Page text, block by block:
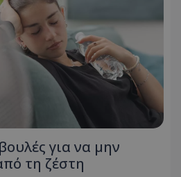
για να μην
τη ζέστη